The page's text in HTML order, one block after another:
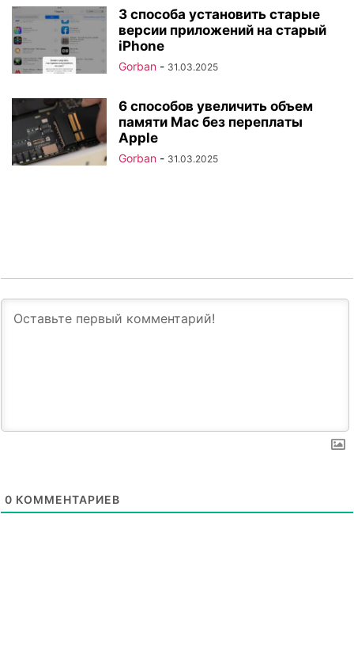
3 способа установить старые
версии приложений на старый
iPhone
Gorban - 31.03.2025
6 способов увеличить объем
памяти Mac без переплаты
Apple
Gorban - 31.03.2025
0 КОММЕНТАРИЕВ